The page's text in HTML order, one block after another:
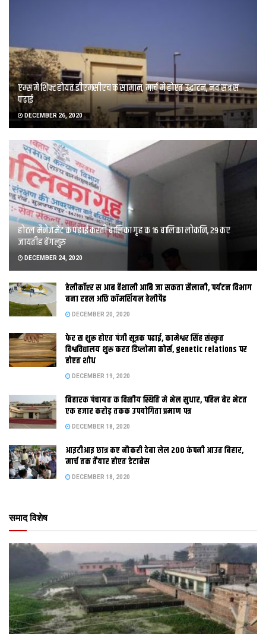
एम्स मे शिफ्ट होयत डीएमसीएच क सामान, मार्च मे होएत उद्घाटन, नव सत्र स
पढाई
DECEMBER 26, 2020
होटल मैनेजमेंट क पढ़ाई करती बालिका गृह क 16 बालिका लोकनि, 29 कए
जायतीह बेंगलुरु
DECEMBER 24, 2020
हेलीकॉप्टर स आब वैशाली आबि जा सकता सैलानी, पर्यटन विभाग
बना रहल अछि कॉमर्शियल हेलीपैड
DECEMBER 20, 2020
फेर स शुरू होएत पंजी सूत्रक पढाई, कामेश्वर सिंह संस्कृत
विश्वविद्यालय शुरू करत डिप्लोमा कोर्स, genetic relations पर
होएत शोध
DECEMBER 19, 2020
बिहारक पंचायत क वित्‍तीय स्थिति मे भेल सुधार, पहिल बेर भेटत
एक हजार करोड़ तकक उपयोगिता प्रमाण पत्र
DECEMBER 18, 2020
आइटीआइ छात्र कए नौकरी देबा लेल 200 कंपनी आउत बिहार,
मार्च तक तैयार होएत डेटाबेस
DECEMBER 18, 2020
समाद विशेष